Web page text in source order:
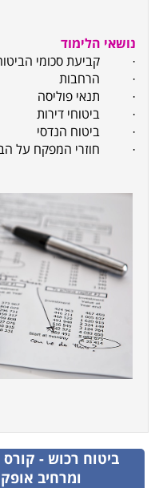
נושאי הלימוד
·
קביעת סכומי
·
הרחבות
·
תנאי פוליסה
·
ביטוחי דירות
·
ביטוח הנדסי
·
חוזרי המפקח על
ביטוח רכוש - קורס
ומרחיב